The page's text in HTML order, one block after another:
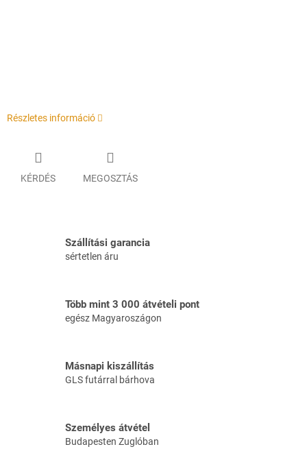
Részletes információ
KÉRDÉS MEGOSZTÁS
Szállítási garancia
sértetlen áru
Több mint 3 000 átvételi pont
egész Magyaroszágon
Másnapi kiszállítás
GLS futárral bárhova
Személyes átvétel
Budapesten Zuglóban